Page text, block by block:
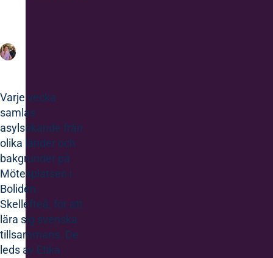
Varje vecka
samlas
asylsökande från
olika länder och
bakgrunder på
Mötesplatsen i
Boliden,
Skellefteå, för att
lära sig svenska
tillsammans. De
leds av Etika